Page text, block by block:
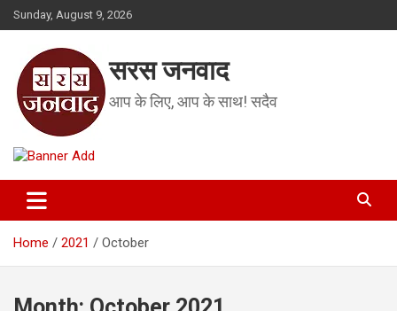
Skip
to
Sunday, August 9, 2026
सरस जनवाद
आप के लिए, आप के साथ! सदैव
Home 2021 October